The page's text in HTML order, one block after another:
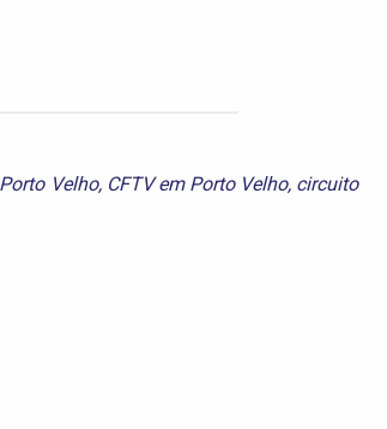
Velho, CFTV em Porto Velho, circuito